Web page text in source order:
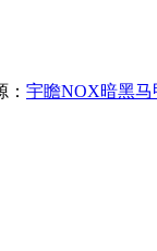
宇瞻NOX暗黑马